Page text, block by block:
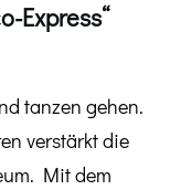
Express“
tanzen gehen.
verstärkt die
Mit dem